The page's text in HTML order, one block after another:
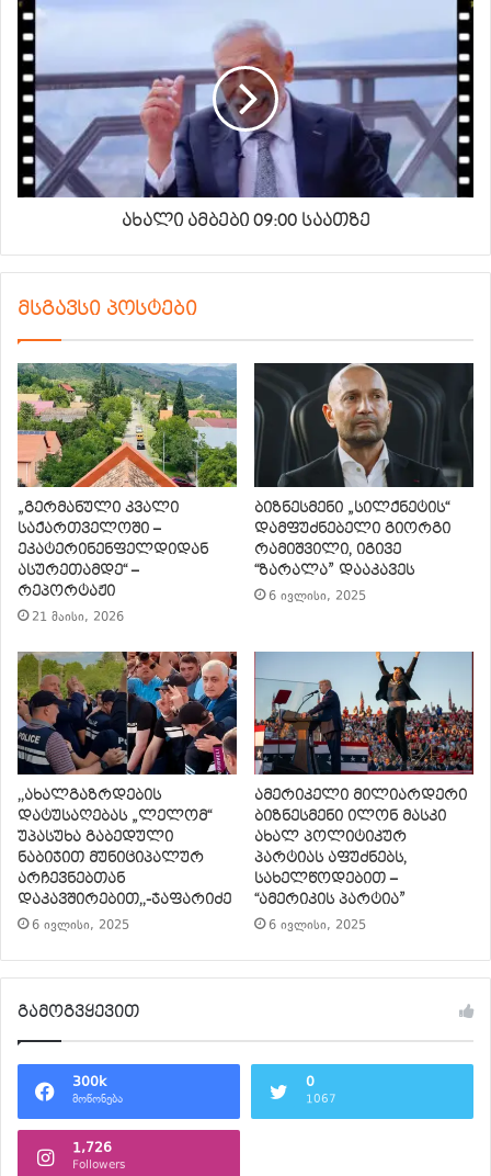
ახალი ამბები 09:00 საათზე
მსგავსი პოსტები
„გერმანული კვალი
საქართველოში –
ეკატერინენფელდიდან
ასურეთამდე“ –
რეპორტაჟი
21 მაისი, 2026
ბიზნესმენი „სილქნეტის“
დამფუძნებელი გიორგი
რამიშვილი, იგივე
“ზარალა” დააკავეს
6 ივლისი, 2025
,,ახალგაზრდების
დატუსაღებას „ლელომ“
უპასუხა გაბედული
ნაბიჯით მუნიციპალურ
არჩევნებთან
დაკავშირებით,,-ჯაფარიძე
6 ივლისი, 2025
ამერიკელი მილიარდერი
ბიზნესმენი ილონ მასკი
ახალ პოლიტიკურ
პარტიას აფუძნებს,
სახელწოდებით –
“ამერიკის პარტია”
6 ივლისი, 2025
გამოგვყევით
300k
მოწონება
0
1067
1,726
Followers